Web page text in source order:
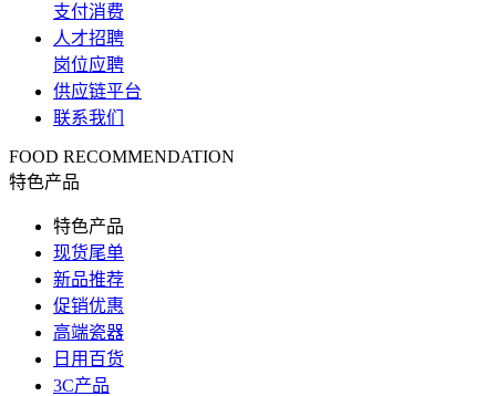
支付消费
人才招聘
岗位应聘
供应链平台
联系我们
FOOD RECOMMENDATION
特色产品
特色产品
现货尾单
新品推荐
促销优惠
高端瓷器
日用百货
3C产品